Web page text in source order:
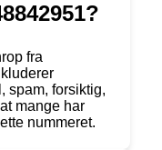
fra
spam, forsiktig,
mange har
nummeret.